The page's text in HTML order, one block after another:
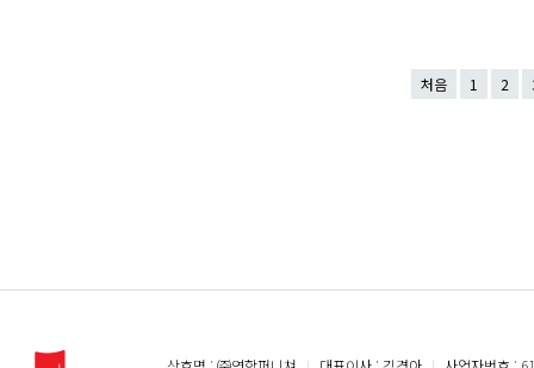
처음 1 2